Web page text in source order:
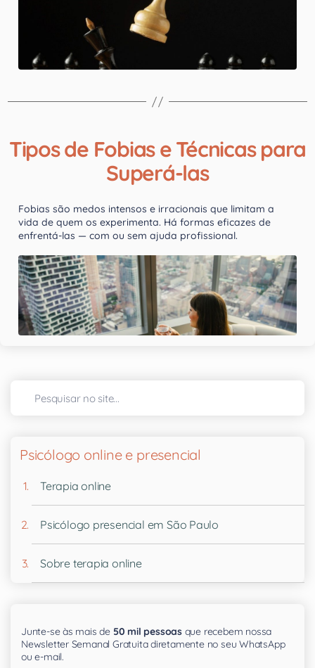
Tipos de Fobias e Técnicas para
Superá-las
Fobias são medos intensos e irracionais que limitam a
vida de quem os experimenta. Há formas eficazes de
enfrentá-las — com ou sem ajuda profissional.
Psicólogo online e presencial
Terapia online
Psicólogo presencial em São Paulo
Sobre terapia online
Junte-se às mais de 50 mil pessoasque recebem nossa
Newsletter Semanal Gratuita diretamente no seu WhatsApp
ou e-mail.